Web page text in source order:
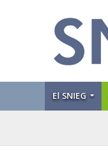
El SNIEG